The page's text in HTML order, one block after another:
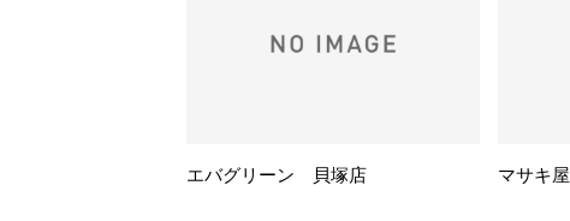
エバグリーン 貝塚店 マサキ屋